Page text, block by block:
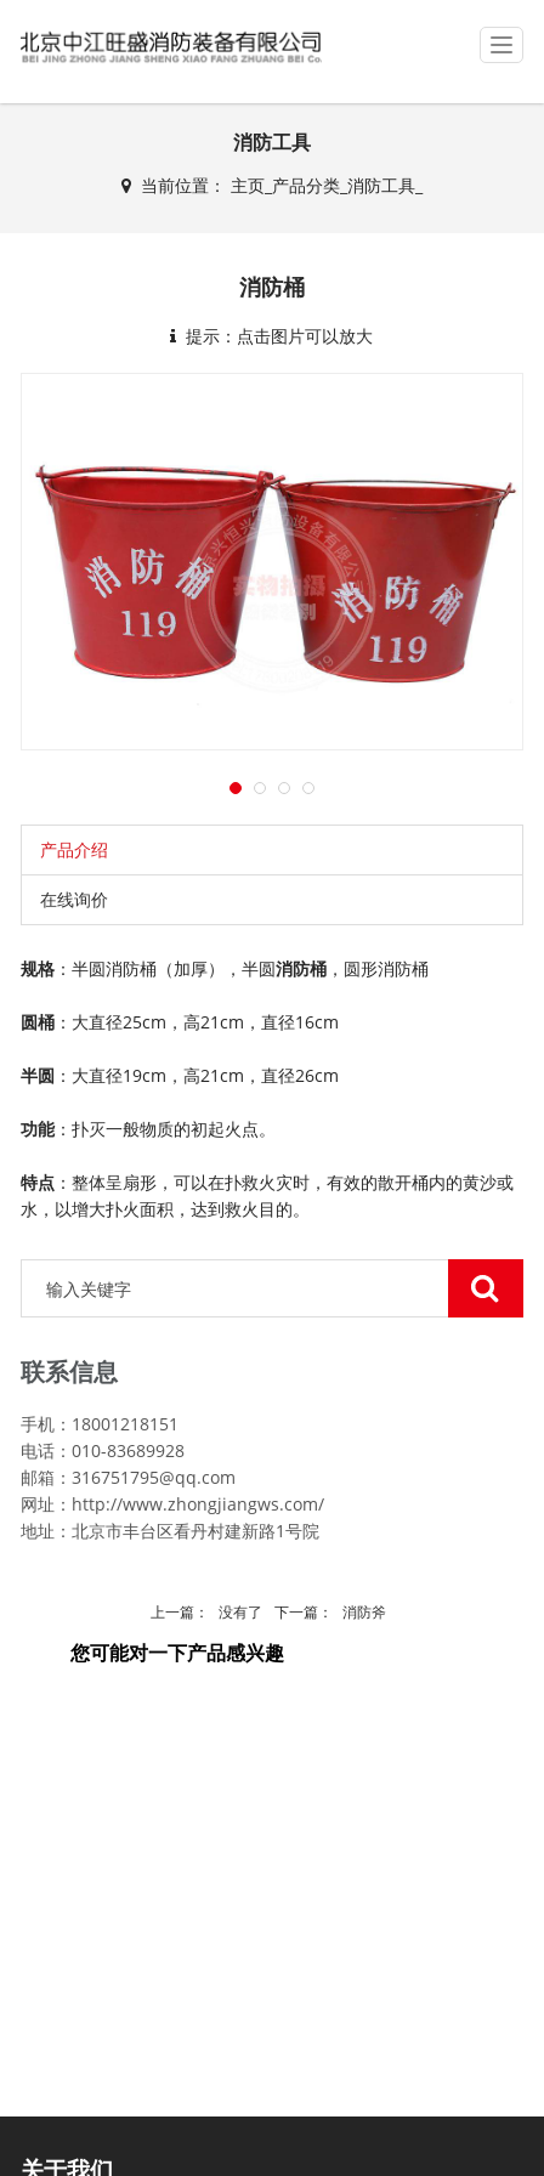
T
o
消防工具
当前位置： 主页_ 产品分类_ 消防工具_
消防桶
提示：点击图片可以放大
产品介绍
在线询价
规格 ：半圆消防桶（加厚），半圆消防桶 ，圆形消防桶
圆桶 ：大直径25cm，高21cm，直径16cm
半圆 ：大直径19cm，高21cm，直径26cm
功能：扑灭一般物质的初起火点。
特点 ：整体呈扇形，可以在扑救火灾时，有效的散开桶内的黄沙或
水，以增大扑火面积，达到救火目的。
联系信息
手机：18001218151
电话：010-83689928
邮箱：316751795@qq.com
网址：http://www.zhongjiangws.com/
地址：北京市丰台区看丹村建新路1号院
上一篇： 没有了 下一篇： 消防斧
您可能对一下产品感兴趣
关于我们